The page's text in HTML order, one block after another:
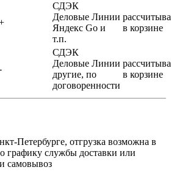
СДЭК
Деловые Линии
Яндекс Go и
т.п.
в корзине
СДЭК
Деловые Линии
другие, по
договоренности
в корзине
Петербурге, отгрузка возможна в
графику службы доставки или
самовывоз